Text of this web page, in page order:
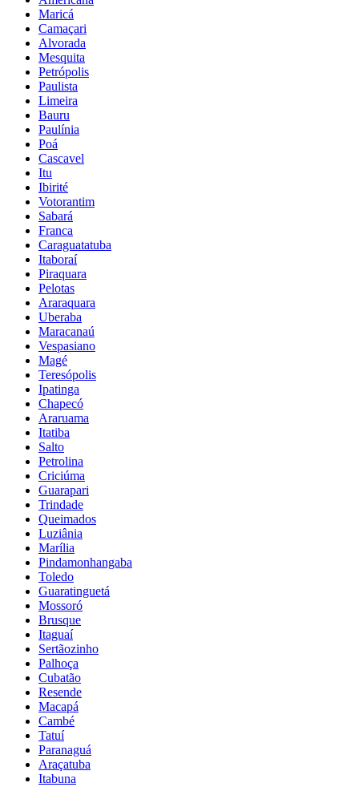
Maricá
Camaçari
Alvorada
Mesquita
Petrópolis
Paulista
Limeira
Bauru
Paulínia
Poá
Cascavel
Itu
Ibirité
Votorantim
Sabará
Franca
Caraguatatuba
Itaboraí
Piraquara
Pelotas
Araraquara
Uberaba
Maracanaú
Vespasiano
Magé
Teresópolis
Ipatinga
Chapecó
Araruama
Itatiba
Salto
Petrolina
Criciúma
Guarapari
Trindade
Queimados
Luziânia
Marília
Pindamonhangaba
Toledo
Guaratinguetá
Mossoró
Brusque
Itaguaí
Sertãozinho
Palhoça
Cubatão
Resende
Macapá
Cambé
Tatuí
Paranaguá
Araçatuba
Itabuna